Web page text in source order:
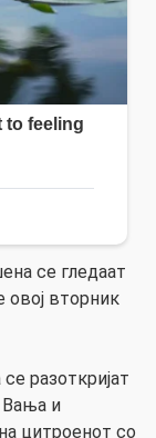
се гледаат
овој вторник
разоткријат
Вања и
цитроенот со